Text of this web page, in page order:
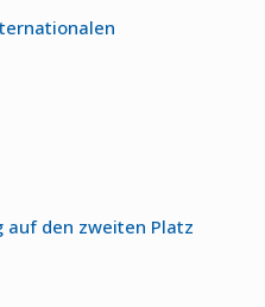
den zweiten Platz